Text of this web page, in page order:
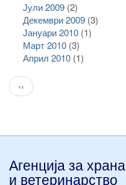
Јули 2009(2)
Декември 2009(3)
Јануари 2010(1)
Март 2010(3)
Април 2010(1)
Pagination
Previous
page
‹‹
Агенција за храна
и ветеринарство